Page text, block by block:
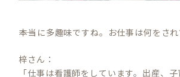
――本当に多趣味ですね。お仕事は何をさ
梓さん：
「仕事は看護師をしています。出産、